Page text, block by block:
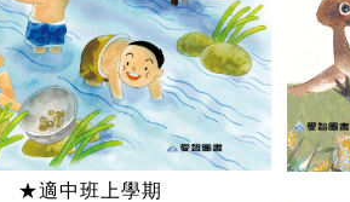
★適中班上學期